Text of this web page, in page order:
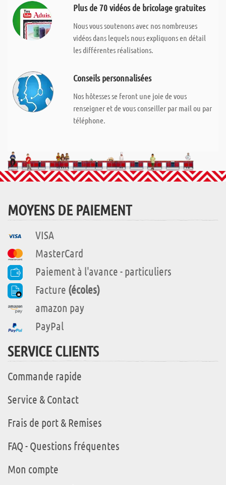
Plus de 70 vidéos de bricolage gratuites
Nous vous soutenons avec nos nombreuses
vidéos dans lequels nous expliquons en détail
les différentes réalisations.
Conseils personnalisées
Nos hôtesses se feront une joie de vous
renseigner et de vous conseiller par mail ou par
téléphone.
MOYENS DE PAIEMENT
VISA
MasterCard
Paiement à l'avance - particuliers
Facture (écoles)
amazon pay
PayPal
SERVICE CLIENTS
Commande rapide
Service & Contact
Frais de port & Remises
FAQ - Questions fréquentes
Mon compte